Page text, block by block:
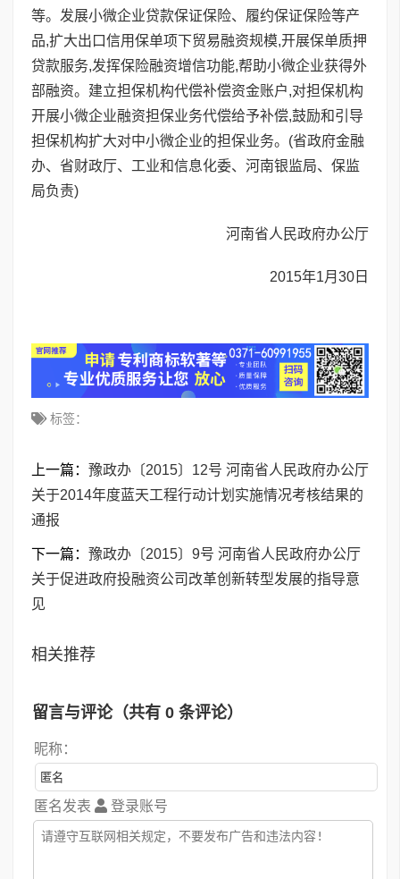
等。发展小微企业贷款保证保险、履约保证保险等产
品,扩大出口信用保单项下贸易融资规模,开展保单质押
贷款服务,发挥保险融资增信功能,帮助小微企业获得外
部融资。建立担保机构代偿补偿资金账户,对担保机构
开展小微企业融资担保业务代偿给予补偿,鼓励和引导
担保机构扩大对中小微企业的担保业务。(省政府金融
办、省财政厅、工业和信息化委、河南银监局、保监
局负责)
河南省人民政府办公厅
2015年1月30日
标签：
上一篇： 豫政办〔2015〕12号 河南省人民政府办公厅
关于2014年度蓝天工程行动计划实施情况考核结果的
通报
下一篇： 豫政办〔2015〕9号 河南省人民政府办公厅
关于促进政府投融资公司改革创新转型发展的指导意
见
相关推荐
留言与评论（共有 0 条评论）
昵称：
匿名发表 登录账号